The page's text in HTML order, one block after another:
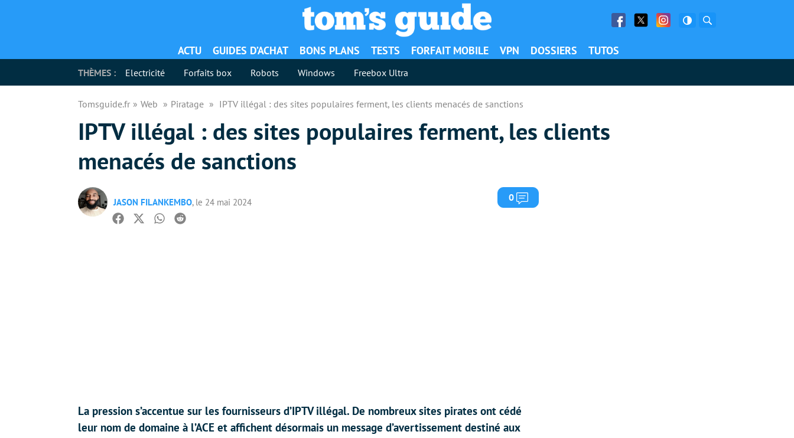
Facebook
Twitter Facebook
ACTU GUIDES D’ACHAT BONS PLANS TESTS FORFAIT MOBILE VPN DOSSIERS TUTOS
THÈMES : Electricité Forfaits box Robots Windows Freebox Ultra
Tomsguide.fr Web Piratage IPTV illégal : des sites populaires ferment, les clients menacés de sanctions
IPTV illégal : des sites populaires ferment, les clients
menacés de sanctions
JASON FILANKEMBO, le 24 mai 2024 0 Commentaires
Facebook
TwitterWhatsapp
Reddit
La pression s’accentue sur les fournisseurs d’IPTV illégal. De nombreux sites pirates ont cédé
leur nom de domaine à l’ACE et affichent désormais un message d’avertissement destiné aux